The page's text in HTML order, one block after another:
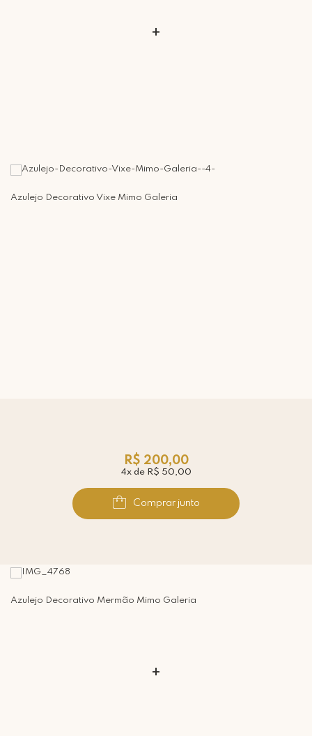
+
Azulejo Decorativo Vixe Mimo Galeria
R$ 200,00
4x de R$ 50,00
Comprar junto
Azulejo Decorativo Mermão Mimo Galeria
+